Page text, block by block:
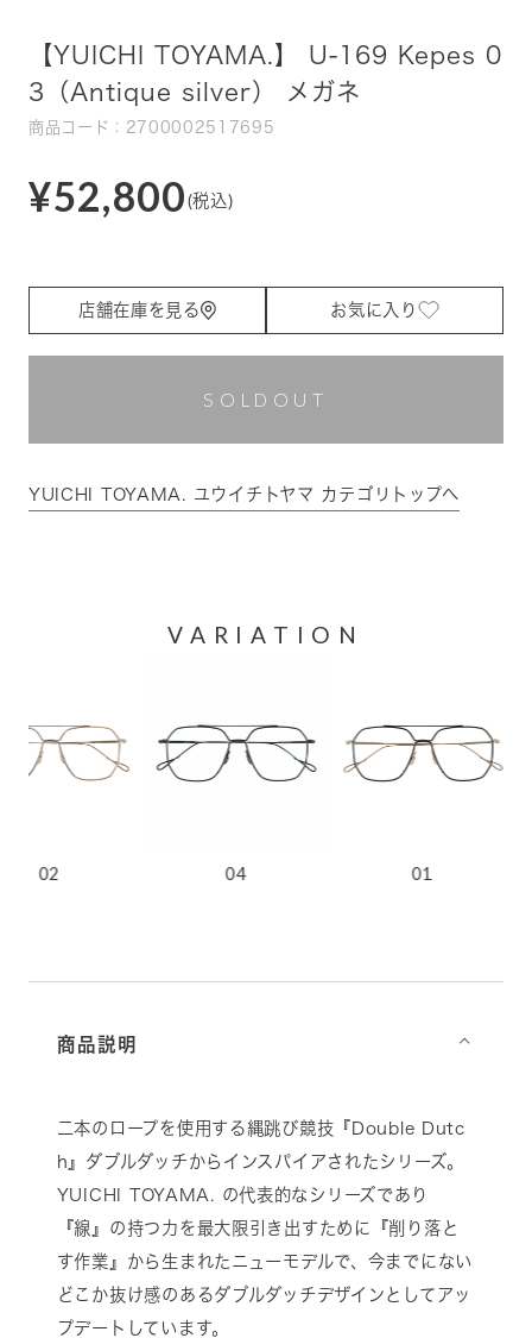
【YUICHI TOYAMA.】 U-169 Kepes 0
3（Antique silver） メガネ
商品コード：2700002517695
¥52,800 (税込)
店舗在庫を見る お気に入り
SOLDOUT
YUICHI TOYAMA. ユウイチトヤマ カテゴリトップへ
VARIATION
商品説明 ⌵
二本のロープを使用する縄跳び競技『Double Dutc
h』ダブルダッチからインスパイアされたシリーズ。
YUICHI TOYAMA. の代表的なシリーズであり
『線』の持つ力を最大限引き出すために『削り落と
す作業』から生まれたニューモデルで、今までにない
どこか抜け感のあるダブルダッチデザインとしてアッ
プデートしています。